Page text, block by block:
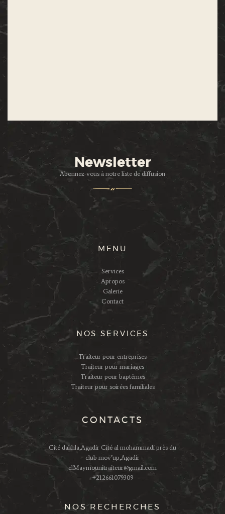
Newsletter
Abonnez-vous à notre liste de diffusion
MENU
Services
Apropos
Galerie
Contact
NOS SERVICES
Traiteur pour entreprises
Traiteur pour mariages
Traiteur pour baptêmes
Traiteur pour soirées familiales
CONTACTS
Cité dakhla,Agadir Cité al mohammadi près du
club mov’up,Agadir
elMaymounitraiteur@gmail.com
+212661079309
NOS RECHERCHES